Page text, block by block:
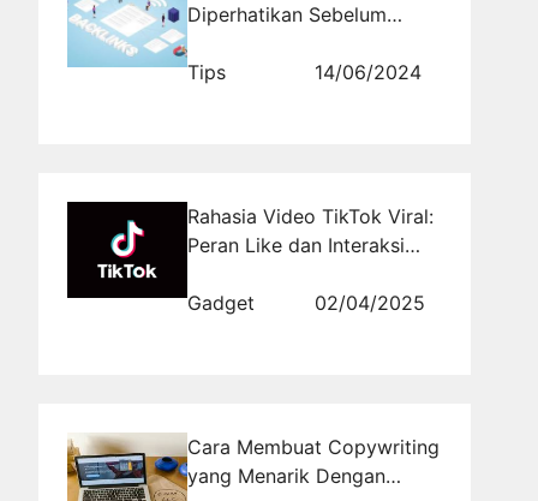
Diperhatikan Sebelum
Berkualitas
Tips 14/06/2024
Rahasia Video TikTok Viral:
Peran Like dan Interaksi
Gadget
02/04/2025
Cara Membuat Copywriting
yang Menarik Dengan